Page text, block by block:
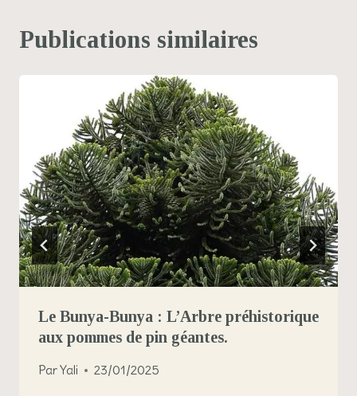
Publications similaires
Le Bunya-Bunya : L’Arbre préhistorique
aux pommes de pin géantes.
ParYali 23/01/2025